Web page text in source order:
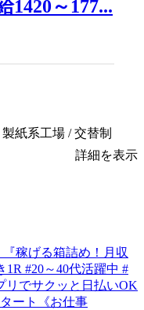
1420～177...
紙系工場 / 交替制
詳細を表示